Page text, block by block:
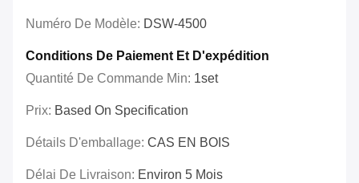
Numéro De Modèle: DSW-4500
Conditions De Paiement Et D'expédition
Quantité De Commande Min: 1set
Prix: Based On Specification
Détails D'emballage: CAS EN BOIS
Délai De Livraison: Environ 5 Mois